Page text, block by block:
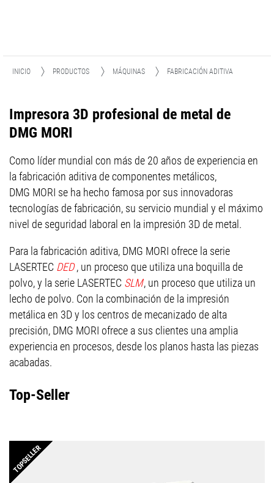
INICIO PRODUCTOS MÁQUINAS FABRICACIÓN ADITIVA
Impresora 3D profesional de metal de
DMG MORI
Como líder mundial con más de 20 años de experiencia en
la fabricación aditiva de componentes metálicos,
DMG MORI se ha hecho famosa por sus innovadoras
tecnologías de fabricación, su servicio mundial y el máximo
nivel de seguridad laboral en la impresión 3D de metal.
Para la fabricación aditiva, DMG MORI ofrece la serie
LASERTEC DED , un proceso que utiliza una boquilla de
polvo, y la serie LASERTEC SLM, un proceso que utiliza un
lecho de polvo. Con la combinación de la impresión
metálica en 3D y los centros de mecanizado de alta
precisión, DMG MORI ofrece a sus clientes una amplia
experiencia en procesos, desde los planos hasta las piezas
acabadas.
Top-Seller
TOPSELLER